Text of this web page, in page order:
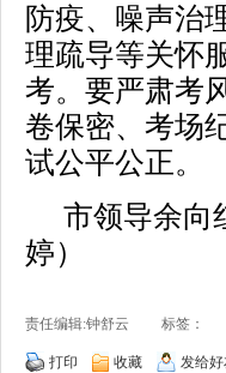
防疫、噪声治
理疏导等关怀
考。要严肃考
卷保密、考场
试公平公正。
市领导余向
婷）
责任编辑:钟舒云 标签：
打印 收藏 发给